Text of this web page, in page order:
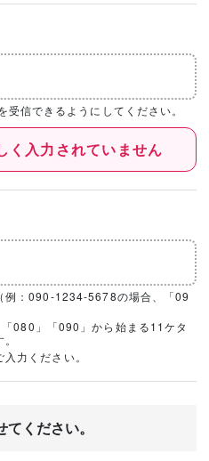
信できるようにしてください。
く入力されていません
例：090-1234-5678の場合、「09
080」「090」から始まる11ケタ
力ください。
ください。